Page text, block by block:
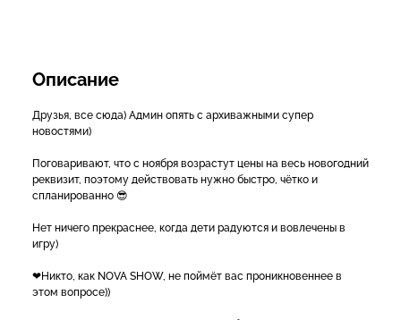
Описание
Друзья, все сюда) Админ опять с архиважными супер
новостями)
Поговаривают, что с ноября возрастут цены на весь новогодний
реквизит, поэтому действовать нужно быстро, чётко и
спланированно 😎
Нет ничего прекраснее, когда дети радуются и вовлечены в
игру)
❤Никто, как NOVA SHOW, не поймёт вас проникновеннее в
этом вопросе))